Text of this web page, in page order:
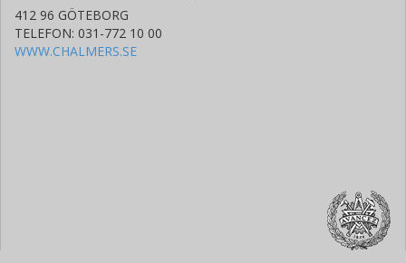
412 96 GÖTEBORG
TELEFON: 031-772 10 00
WWW.CHALMERS.SE